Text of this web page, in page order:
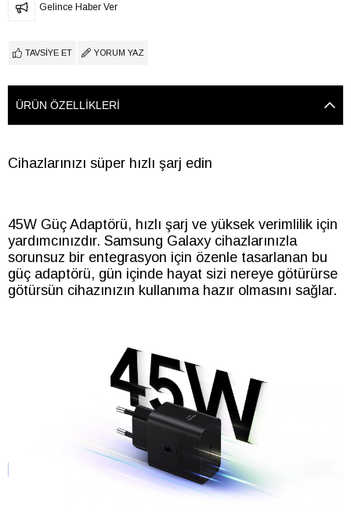
Gelince Haber Ver
TAVSIYE ET YORUM YAZ
ÜRÜN ÖZELLIKLERI
Cihazlarınızı süper hızlı şarj edin
45W Güç Adaptörü, hızlı şarj ve yüksek verimlilik için
yardımcınızdır. Samsung Galaxy cihazlarınızla
sorunsuz bir entegrasyon için özenle tasarlanan bu
güç adaptörü, gün içinde hayat sizi nereye götürürse
götürsün cihazınızın kullanıma hazır olmasını sağlar.